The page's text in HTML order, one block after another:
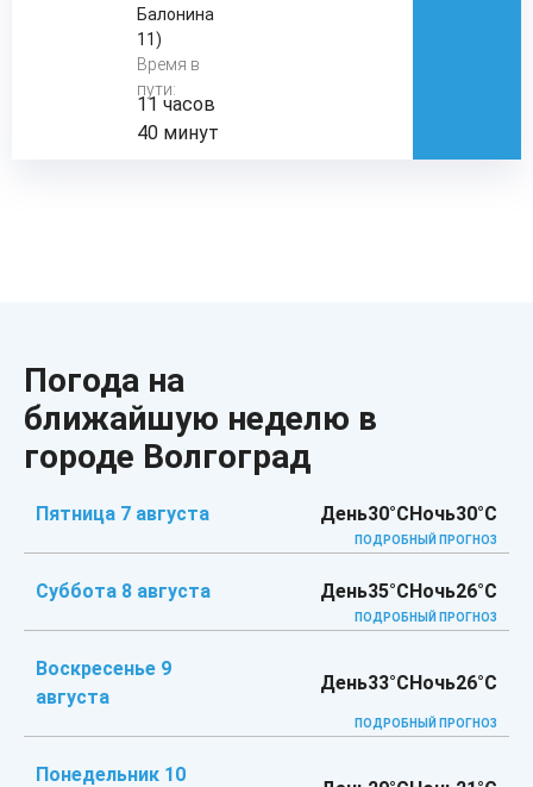
Балонина
11)
Время в
пути:
11 часов
40 минут
Погода на
ближайшую неделю в
городе Волгоград
Пятница 7 августа День30°CНочь30°C
ПОДРОБНЫЙ ПРОГНОЗ
Суббота 8 августа День35°CНочь26°C
ПОДРОБНЫЙ ПРОГНОЗ
Воскресенье 9
августа
День33°CНочь26°C
ПОДРОБНЫЙ ПРОГНОЗ
Понедельник 10